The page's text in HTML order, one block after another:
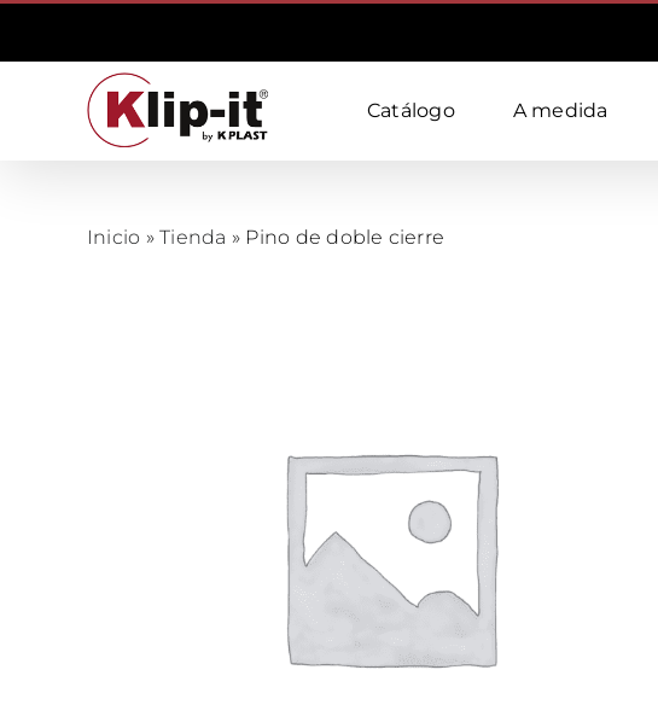
Catálogo A medida
Inicio »Tienda » Pino de doble cierre